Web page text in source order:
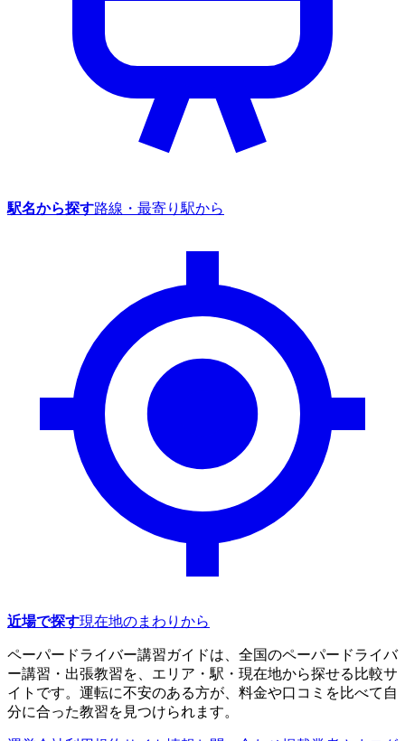
駅名から探す路線・最寄り駅から
近場で探す現在地のまわりから
ペーパードライバー講習ガイドは、全国のペーパードライバ
ー講習・出張教習を、エリア・駅・現在地から探せる比較サ
イトです。運転に不安のある方が、料金や口コミを比べて自
分に合った教習を見つけられます。